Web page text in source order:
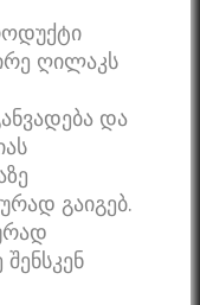
ღილაკს
და
გაიგებ.